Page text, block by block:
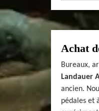
Achat
Bureaux,
Landauer
ancien.
pédales et